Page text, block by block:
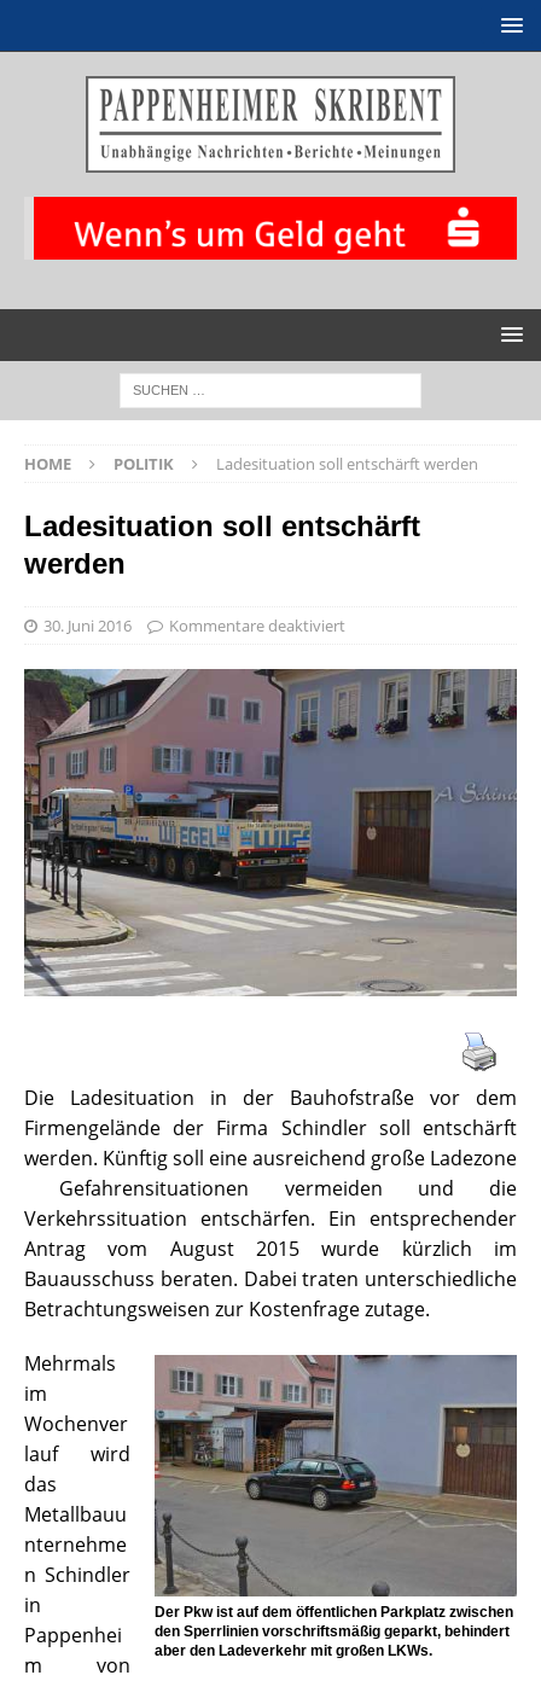
HOME POLITIK Ladesituation soll entschärft werden
Ladesituation soll entschärft
werden
30. Juni 2016 Kommentare deaktiviert
Die Ladesituation in der Bauhofstraße vor dem
Firmengelände der Firma Schindler soll entschärft
werden. Künftig soll eine ausreichend große Ladezone
Gefahrensituationen vermeiden und die
Verkehrssituation entschärfen. Ein entsprechender
Antrag vom August 2015 wurde kürzlich im
Bauausschuss beraten. Dabei traten unterschiedliche
Betrachtungsweisen zur Kostenfrage zutage.
Der Pkw ist auf dem öffentlichen Parkplatz zwischen
den Sperrlinien vorschriftsmäßig geparkt, behindert
aber den Ladeverkehr mit großen LKWs.
Mehrmals
im
Wochenver
lauf wird
das
Metallbauu
nternehme
n Schindler
in
Pappenhei
m von